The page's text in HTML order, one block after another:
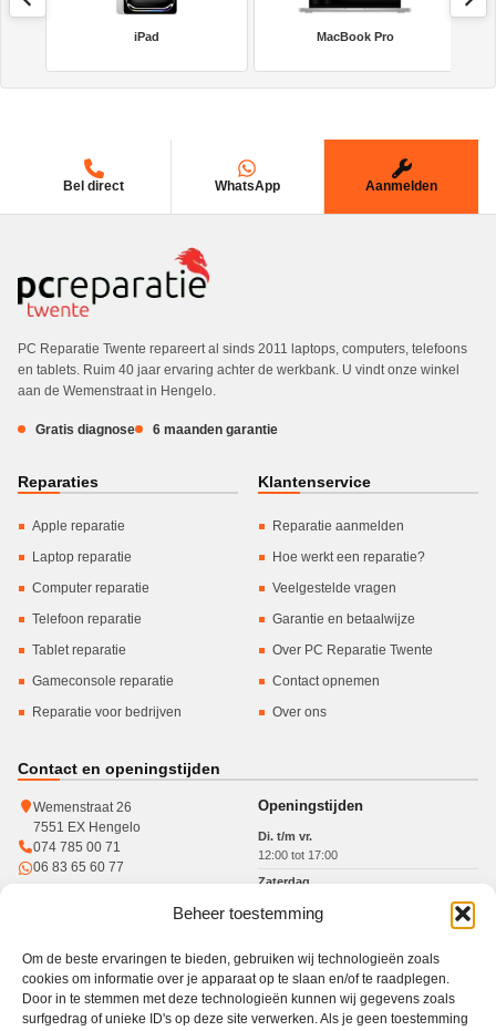
Beheer toestemming
Om de beste ervaringen te bieden, gebruiken wij technologieën zoals
cookies om informatie over je apparaat op te slaan en/of te raadplegen.
Door in te stemmen met deze technologieën kunnen wij gegevens zoals
surfgedrag of unieke ID's op deze site verwerken. Als je geen toestemming
iPad MacBook Pro
Bel direct WhatsApp Aanmelden
PC Reparatie Twente repareert al sinds 2011 laptops, computers, telefoons
en tablets. Ruim 40 jaar ervaring achter de werkbank. U vindt onze winkel
aan de Wemenstraat in Hengelo.
Gratis diagnose 6 maanden garantie
Reparaties
Apple reparatie
Laptop reparatie
Computer reparatie
Telefoon reparatie
Tablet reparatie
Gameconsole reparatie
Reparatie voor bedrijven
Klantenservice
Reparatie aanmelden
Hoe werkt een reparatie?
Veelgestelde vragen
Garantie en betaalwijze
Over PC Reparatie Twente
Contact opnemen
Over ons
Contact en openingstijden
Wemenstraat 26
7551 EX Hengelo
074 785 00 71
06 83 65 60 77
Openingstijden
Di. t/m vr.
12:00 tot 17:00
Zaterdag
Btw: NL005017071B31
Werkgebied